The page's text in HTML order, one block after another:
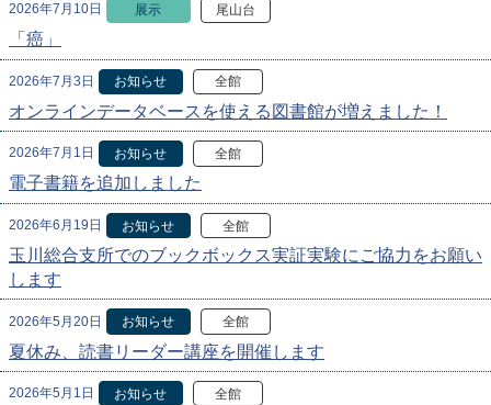
2026年7月10日 展示 尾山台
「癌」
2026年7月3日 お知らせ 全館
オンラインデータベースを使える図書館が増えました！
2026年7月1日 お知らせ 全館
電子書籍を追加しました
2026年6月19日 お知らせ 全館
玉川総合支所でのブックボックス実証実験にご協力をお願い
します
2026年5月20日 お知らせ 全館
夏休み、読書リーダー講座を開催します
2026年5月1日 お知らせ 全館